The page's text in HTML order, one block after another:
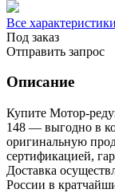
Все
Под заказ
Отправить запрос
Описание
Купите Мотор-
148 — выгодно в
оригинальную
сертификацией,
Доставка
России в